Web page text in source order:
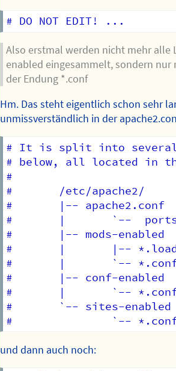
Also erstmal werden nicht mehr alle
enabled eingesammelt, sondern nur
der Endung *.conf
Hm. Das steht eigentlich schon sehr
unmissverständlich in der
# It is split into several
# below, all located in
#
#       /etc/apache2/
#       |-- apache2.conf
#       |       `--
#       |-- mods-enabled
#       |       |--
#       |       `--
#       |-- conf-enabled
#       |       `--
#       `-- sites-enabled
und dann auch noch: